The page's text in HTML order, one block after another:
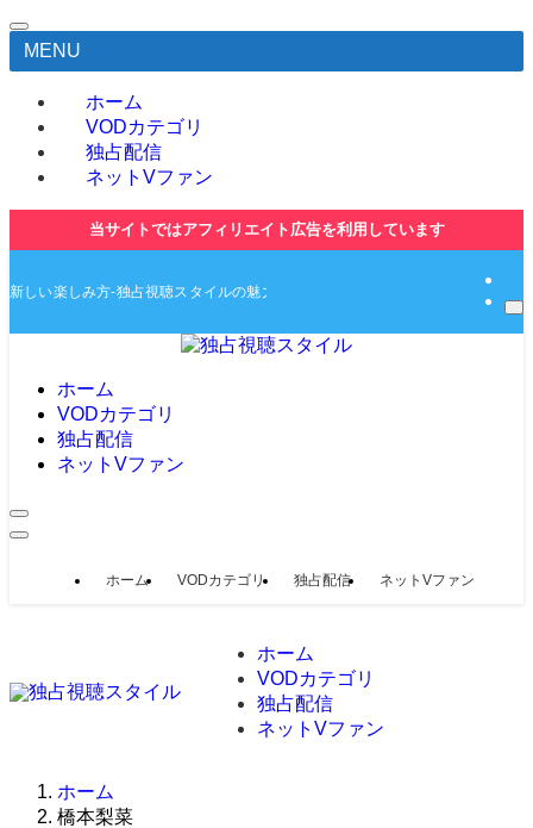
MENU
ホーム
VODカテゴリ
独占配信
ネットVファン
当サイトではアフィリエイト広告を利用しています
新しい楽しみ方-独占視聴スタイルの魅力とは-独占動画や無料動画の紹介サイト
ホーム
VODカテゴリ
独占配信
ネットVファン
ホーム VODカテゴリ 独占配信 ネットVファン
ホーム
VODカテゴリ
独占配信
ネットVファン
ホーム
橋本梨菜